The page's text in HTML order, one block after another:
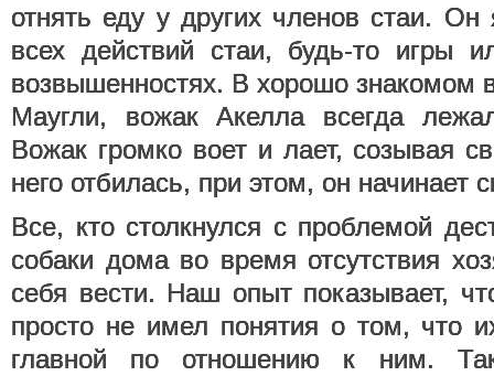
отнять еду у других членов стаи. Он
всех действий стаи, будь-то игры
возвышенностях. В хорошо знакомом
Маугли, вожак Акелла всегда
Вожак громко воет и лает, созывая
него отбилась, при этом, он начинает
Все, кто столкнулся с проблемой
собаки дома во время отсутствия
себя вести. Наш опыт показывает,
просто не имел понятия о том, что
главной по отношению к ним.